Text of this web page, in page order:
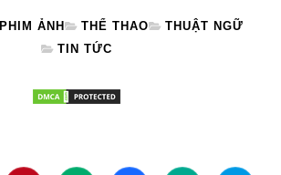
PHIM ẢNH THỂ THAO
THUẬT NGỮ
TIN TỨC